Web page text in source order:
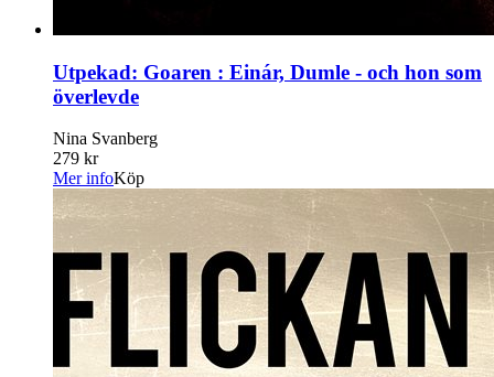
Utpekad: Goaren : Einár, Dumle - och hon som
överlevde
Nina Svanberg
279 kr
Mer infoKöp